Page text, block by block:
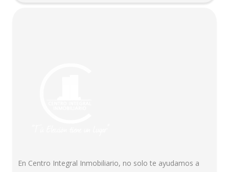
En Centro Integral Inmobiliario, no solo te ayudamos a